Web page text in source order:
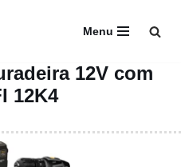
Menu
12V com
12K4